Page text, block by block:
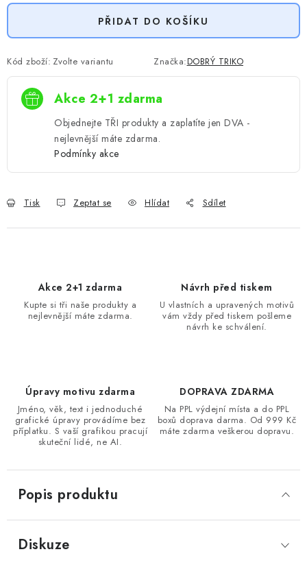
PŘIDAT DO KOŠÍKU
Kód zboží: Zvolte variantu Značka:DOBRÝ TRIKO
Akce 2+1 zdarma
Objednejte TŘI produkty a zaplatíte jen DVA -
nejlevnější máte zdarma.
Podmínky akce
Tisk Zeptat se Hlídat Sdílet
Akce 2+1 zdarma
Kupte si tři naše produkty a
nejlevnější máte zdarma.
Návrh před tiskem
U vlastních a upravených motivů
vám vždy před tiskem pošleme
návrh ke schválení.
Úpravy motivu zdarma
Jméno, věk, text i jednoduché
grafické úpravy provádíme bez
příplatku. S vaší grafikou pracují
skuteční lidé, ne AI.
DOPRAVA ZDARMA
Na PPL výdejní místa a do PPL
boxů doprava darma. Od 999 Kč
máte zdarma veškerou dopravu.
Popis produktu
Diskuze